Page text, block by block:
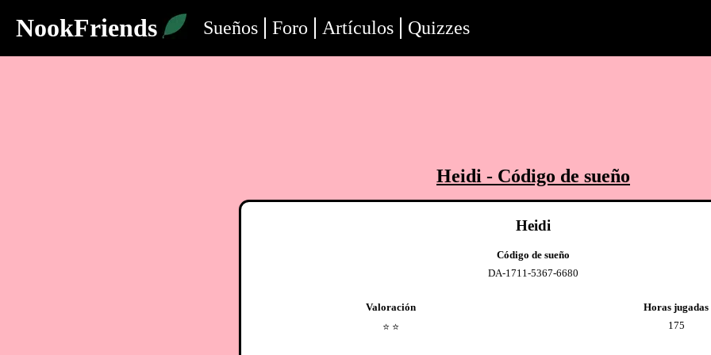
NookFriends Sueños Foro Artículos Quizzes
Heidi - Código de sueño
Heidi
Código de sueño
DA-1711-5367-6680
Valoración
⭐️ ⭐️
Horas jugadas
175